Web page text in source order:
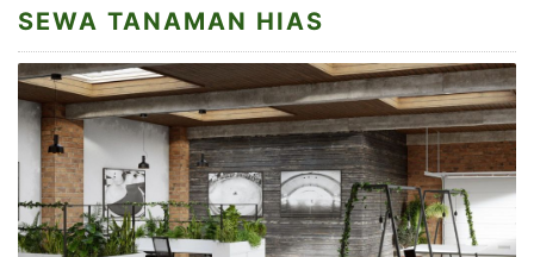
SEWA TANAMAN HIAS